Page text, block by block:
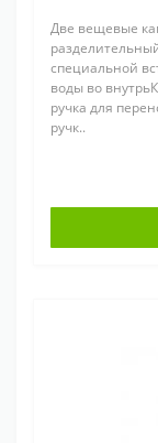
Две вещевые
специальной
воды во
ручка для
ручк..